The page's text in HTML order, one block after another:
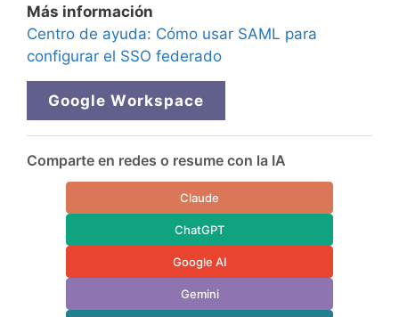
Más información
Centro de ayuda: Cómo usar SAML para
configurar el SSO federado
Google Workspace
Comparte en redes o resume con la IA
Claude
ChatGPT
Google AI
Gemini